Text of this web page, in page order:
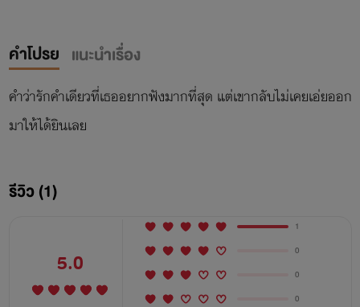
คำโปรย แนะนำเรื่อง
คำว่ารักคำเดียวที่เธออยากฟังมากที่สุด แต่เขากลับไม่เคยเอ่ยออก
มาให้ได้ยินเลย
รีวิว (1)
5.0
1
0
0
0